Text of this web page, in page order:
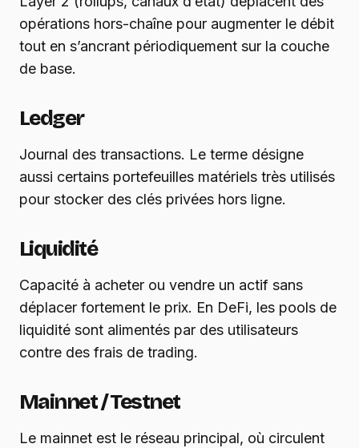
opérations hors-chaîne pour augmenter le débit
tout en s’ancrant périodiquement sur la couche
de base.
Ledger
Journal des transactions. Le terme désigne
aussi certains portefeuilles matériels très utilisés
pour stocker des clés privées hors ligne.
Liquidité
Capacité à acheter ou vendre un actif sans
déplacer fortement le prix. En DeFi, les pools de
liquidité sont alimentés par des utilisateurs
contre des frais de trading.
Mainnet / Testnet
Le mainnet est le réseau principal, où circulent